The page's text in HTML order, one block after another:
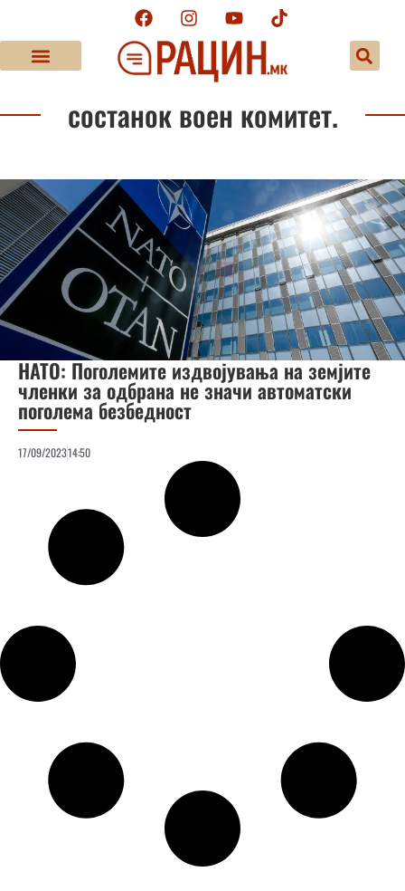
состанок воен комитет.
НАТО: Поголемите издвојувања на земјите
членки за одбрана не значи автоматски
поголема безбедност
17/09/202314:50